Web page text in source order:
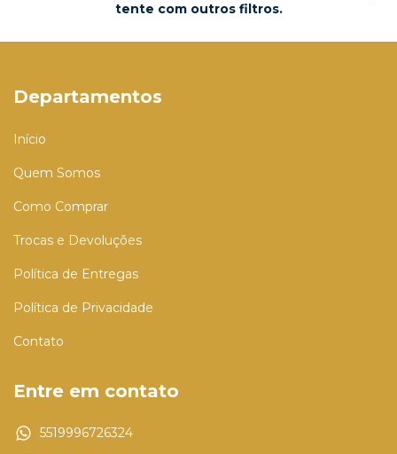
tente com outros filtros.
Departamentos
Início
Quem Somos
Como Comprar
Trocas e Devoluções
Política de Entregas
Política de Privacidade
Contato
Entre em contato
5519996726324